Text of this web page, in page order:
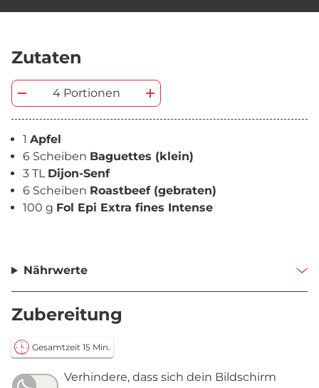
Zutaten
4 Portionen
1 Apfel
6 Scheiben Baguettes (klein)
3 TL Dijon-Senf
6 Scheiben Roastbeef (gebraten)
100 g Fol Epi Extra fines Intense
Nährwerte
Zubereitung
Gesamtzeit 15 Min.
Verhindere, dass sich dein Bildschirm